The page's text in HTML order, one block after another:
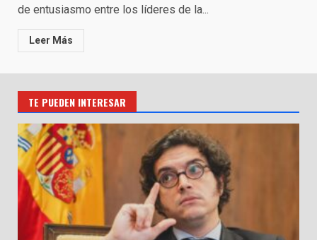
de entusiasmo entre los líderes de la...
Leer Más
TE PUEDEN INTERESAR